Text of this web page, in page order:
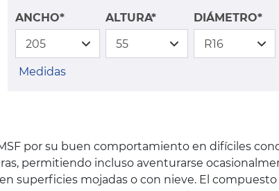
ANCHO* ALTURA*
DIÁMETRO*
Medidas
por su buen comportamiento en difíciles
permitiendo incluso aventurarse
superficies mojadas o con nieve. El